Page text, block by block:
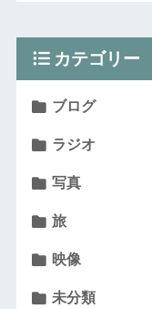
カテゴリー
ブログ
ラジオ
写真
旅
映像
未分類